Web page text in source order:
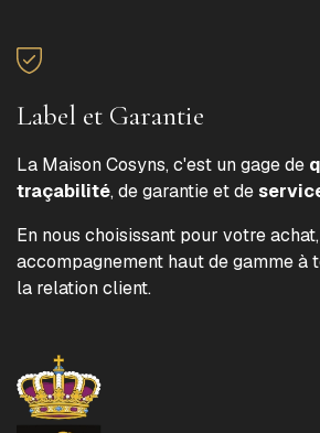
Label et Garantie
La Maison Cosyns, c'est un gage de
traçabilité, de garantie et de
En nous choisissant pour votre
accompagnement haut de gamme à
la relation client.